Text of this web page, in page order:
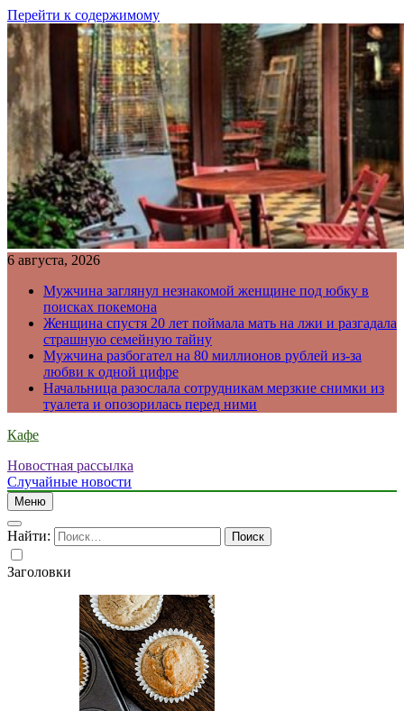
Перейти к содержимому
6 августа, 2026
Мужчина заглянул незнакомой женщине под юбку в
поисках покемона
Женщина спустя 20 лет поймала мать на лжи и разгадала
страшную семейную тайну
Мужчина разбогател на 80 миллионов рублей из-за
любви к одной цифре
Начальница разослала сотрудникам мерзкие снимки из
туалета и опозорилась перед ними
Кафе
Новостная рассылка
Случайные новости
Меню
Найти:
Заголовки